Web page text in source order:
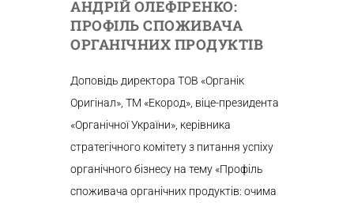
АНДРІЙ ОЛЕФІРЕНКО:
ПРОФІЛЬ СПОЖИВАЧА
ОРГАНІЧНИХ ПРОДУКТІВ
Доповідь директора ТОВ «Органік
Оригінал», ТМ «Екород», віце-президента
«Органічної України», керівника
стратегічного комітету з питання успіху
органічного бізнесу на тему «Профіль
споживача органічних продуктів: очима